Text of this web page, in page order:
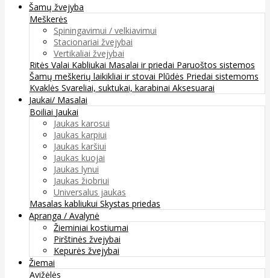
Šamų žvejyba
Meškerės
Spiningavimui / velkiavimui
Stacionariai žvejybai
Vertikaliai žvejybai
Ritės Valai Kabliukai Masalai ir priedai Paruoštos sistemos
Šamų meškerių laikikliai ir stovai Plūdės Priedai sistemoms
Kvaklės Svareliai, suktukai, karabinai Aksesuarai
Jaukai/ Masalai
Boiliai Jaukai
Jaukas karosui
Jaukas karpiui
Jaukas karšiui
Jaukas kuojai
Jaukas lynui
Jaukas žiobriui
Universalus jaukas
Masalas kabliukui Skystas priedas
Apranga / Avalynė
Žieminiai kostiumai
Pirštinės žvejybai
Kepurės žvejybai
Žiemai
Avižėlės